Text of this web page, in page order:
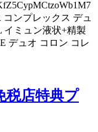
ンプレックス デュ
イミュン液状+精製
デュオ コロン コレ
税店特典プ